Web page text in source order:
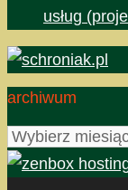
usług
archiwum
archiwum